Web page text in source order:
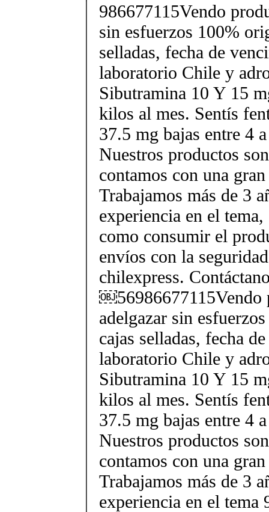
986677115Vendo
sin esfuerzos 100%
selladas, fecha de
laboratorio Chile y
Sibutramina 10 Y 15
kilos al mes. Sentís
37.5 mg bajas entre 4
Nuestros productos
contamos con una
Trabajamos más de 3
experiencia en el
como consumir el
envíos con la
chilexpress.
￼56986677115Vendo
adelgazar sin
cajas selladas, fecha
laboratorio Chile y
Sibutramina 10 Y 15
kilos al mes. Sentís
37.5 mg bajas entre 4
Nuestros productos
contamos con una
Trabajamos más de 3
experiencia en el tema